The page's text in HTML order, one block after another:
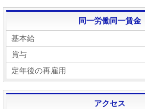
同一労働同一賃金
基本給
賞与
定年後の再雇用
アクセス